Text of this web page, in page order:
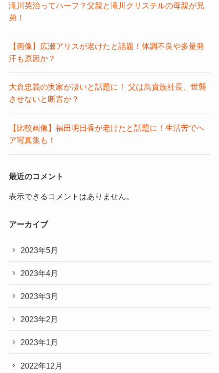
滝川英治ってハーフ？父親と滝川クリステルの母親が兄
弟！
【画像】広瀬アリスが老けたと話題！体調不良や多量発
汗も原因か？
大倉忠義の実家が凄いと話題に！ 父は鳥貴族社長、世襲
させないと断言か？
【比較画像】福田明日香が老けたと話題に！生活苦でヘ
ア写真集も！
最近のコメント
表示できるコメントはありません。
アーカイブ
2023年5月
2023年4月
2023年3月
2023年2月
2023年1月
2022年12月